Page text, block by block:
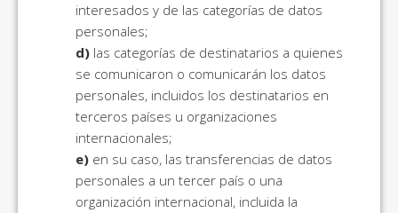
interesados y de las categorías de datos
personales;
d) las categorías de destinatarios a quienes
se comunicaron o comunicarán los datos
personales, incluidos los destinatarios en
terceros países u organizaciones
internacionales;
e) en su caso, las transferencias de datos
personales a un tercer país o una
organización internacional, incluida la